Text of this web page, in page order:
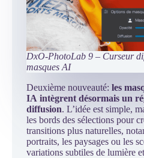
DxO-PhotoLab 9 – Curseur
masques AI
Deuxième nouveauté: les
IA intègrent désormais un
diffusion. L’idée est simple,
les bords des sélections pour
transitions plus naturelles,
portraits, les paysages ou les
variations subtiles de lumière